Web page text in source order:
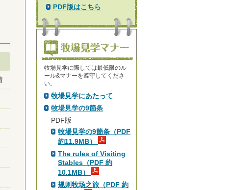
PDF版はこちら
牧場見学に際しては最低限のル
ール&マナーを遵守してくださ
い。
牧場見学にあたって
牧場見学の9箇条
PDF版
牧場見学の9箇条（PDF
約11.9MB）
The rules of Visiting
Stables（PDF 約
10.1MB）
规则牧场之旅（PDF 約